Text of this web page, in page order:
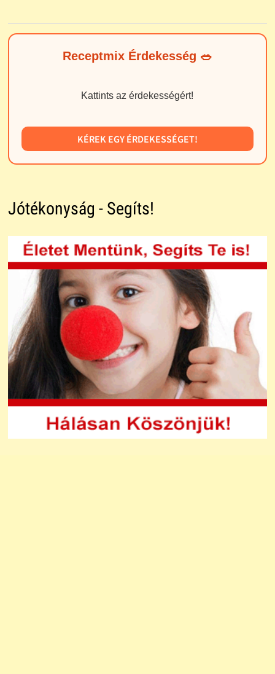
Receptmix Érdekesség 🥗
Kattints az érdekességért!
KÉREK EGY ÉRDEKESSÉGET!
Jótékonyság - Segíts!